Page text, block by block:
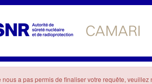
a pas permis de finaliser votre requête,